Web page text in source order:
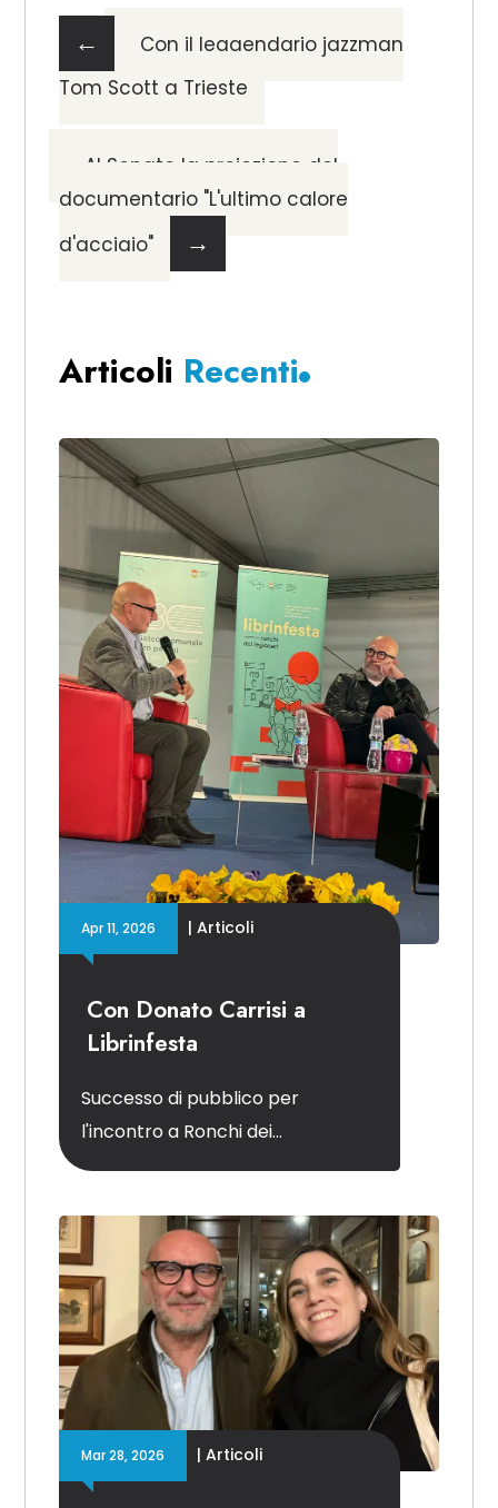
←
Con il leggendario jazzman
Tom Scott a Trieste
Al Senato la proiezione del
documentario "L'ultimo calore
d'acciaio"
→
Articoli Recenti
Con Donato Carrisi a
Librinfesta
Apr 11, 2026 |Articoli
Successo di pubblico per
l'incontro a Ronchi dei...
Mar 28, 2026 |Articoli